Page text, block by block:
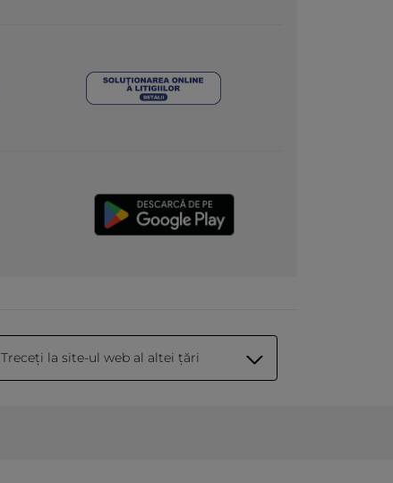
Treceți la site-ul web al altei țări